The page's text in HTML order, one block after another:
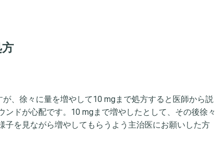
、徐々に量を増やして10 mgまで処方すると医師から説
ンドが心配です。10 mgまで増やしたとして、その後徐々
子を見ながら増やしてもらうよう主治医にお願いした方